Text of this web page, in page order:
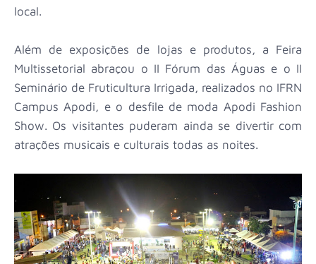
local.
Além de exposições de lojas e produtos, a Feira
Multissetorial abraçou o II Fórum das Águas e o II
Seminário de Fruticultura Irrigada, realizados no IFRN
Campus Apodi, e o desfile de moda Apodi Fashion
Show. Os visitantes puderam ainda se divertir com
atrações musicais e culturais todas as noites.